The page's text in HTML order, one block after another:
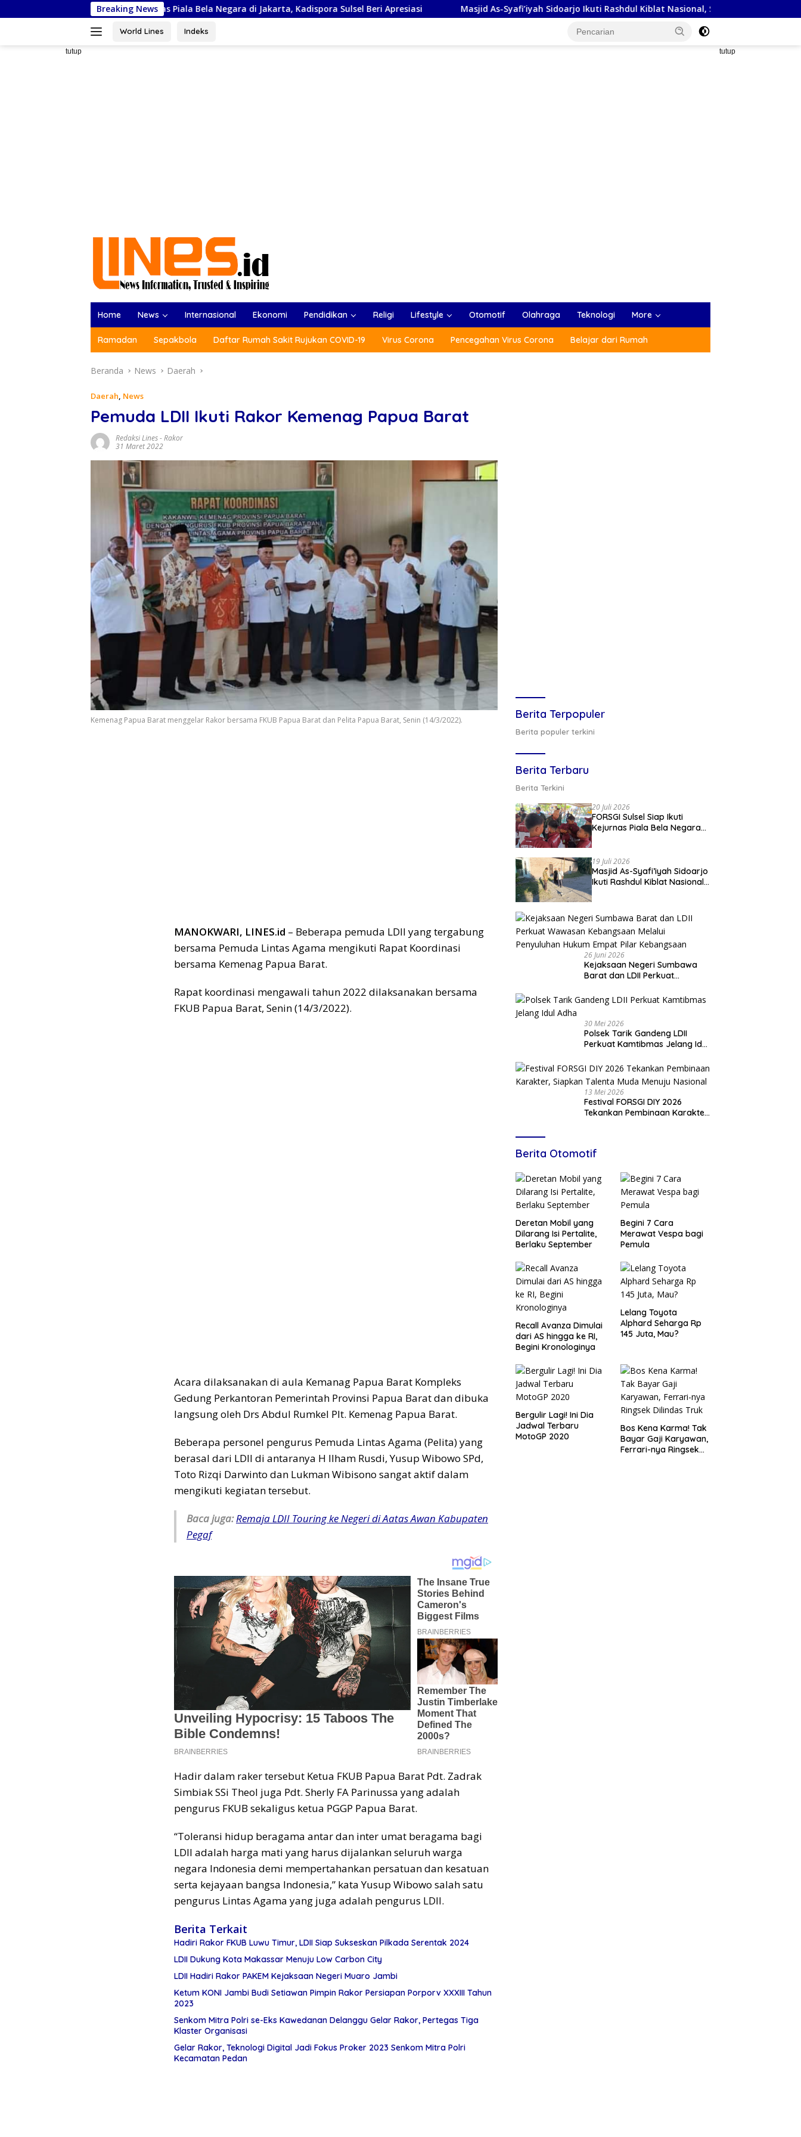
ke
Breaking News
Siap Ikuti Kejurnas Piala Bela Negara di Jakarta, Kadispora Sulsel Beri Apresiasi Masjid As-Syafi’iyah Sidoarjo Ikuti Rashdul Kiblat Nasional, Siapkan Penyesuaian Arah Kiblat
World Lines Indeks
tutup tutup
Home News Internasional Ekonomi Pendidikan Religi Lifestyle Otomotif Olahraga Teknologi More
Ramadan Sepakbola Daftar Rumah Sakit Rujukan COVID-19 Virus Corona Pencegahan Virus Corona Belajar dari Rumah
Beranda News Daerah
Daerah, News
Pemuda LDII Ikuti Rakor Kemenag Papua Barat
Redaksi Lines-Rakor
31 Maret 2022
Kemenag Papua Barat menggelar Rakor bersama FKUB Papua Barat dan Pelita Papua Barat, Senin (14/3/2022).
MANOKWARI, LINES.id – Beberapa pemuda LDII yang tergabung
bersama Pemuda Lintas Agama mengikuti Rapat Koordinasi
bersama Kemenag Papua Barat.
Rapat koordinasi mengawali tahun 2022 dilaksanakan bersama
FKUB Papua Barat, Senin (14/3/2022).
Acara dilaksanakan di aula Kemanag Papua Barat Kompleks
Gedung Perkantoran Pemerintah Provinsi Papua Barat dan dibuka
langsung oleh Drs Abdul Rumkel Plt. Kemenag Papua Barat.
Beberapa personel pengurus Pemuda Lintas Agama (Pelita) yang
berasal dari LDII di antaranya H Ilham Rusdi, Yusup Wibowo SPd,
Toto Rizqi Darwinto dan Lukman Wibisono sangat aktif dalam
mengikuti kegiatan tersebut.
Baca juga:Remaja LDII Touring ke Negeri di Aatas Awan Kabupaten
Pegaf
Hadir dalam raker tersebut Ketua FKUB Papua Barat Pdt. Zadrak
Simbiak SSi Theol juga Pdt. Sherly FA Parinussa yang adalah
pengurus FKUB sekaligus ketua PGGP Papua Barat.
“Toleransi hidup beragama antar dan inter umat beragama bagi
LDII adalah harga mati yang harus dijalankan seluruh warga
negara Indonesia demi mempertahankan persatuan dan kesatuan
serta kejayaan bangsa Indonesia,” kata Yusup Wibowo salah satu
pengurus Lintas Agama yang juga adalah pengurus LDII.
Berita Terkait
Hadiri Rakor FKUB Luwu Timur, LDII Siap Sukseskan Pilkada Serentak 2024
LDII Dukung Kota Makassar Menuju Low Carbon City
LDII Hadiri Rakor PAKEM Kejaksaan Negeri Muaro Jambi
Ketum KONI Jambi Budi Setiawan Pimpin Rakor Persiapan Porporv XXXIII Tahun
2023
Senkom Mitra Polri se-Eks Kawedanan Delanggu Gelar Rakor, Pertegas Tiga
Klaster Organisasi
Gelar Rakor, Teknologi Digital Jadi Fokus Proker 2023 Senkom Mitra Polri
Kecamatan Pedan
Berita Terpopuler
Berita populer terkini
Berita Terbaru
Berita Terkini
20 Juli 2026
FORSGI Sulsel Siap Ikuti
Kejurnas Piala Bela Negara
19 Juli 2026
Masjid As-Syafi’iyah Sidoarjo
Ikuti Rashdul Kiblat Nasional,
26 Juni 2026
Kejaksaan Negeri Sumbawa
Barat dan LDII Perkuat
Penyuluhan Hukum Empat Pilar
Kebangsaan
30 Mei 2026
Polsek Tarik Gandeng LDII
Perkuat Kamtibmas Jelang Idul
13 Mei 2026
Festival FORSGI DIY 2026
Tekankan Pembinaan Karakter,
Berita Otomotif
Deretan Mobil yang
Dilarang Isi Pertalite,
Berlaku September
Begini 7 Cara
Merawat Vespa bagi
Pemula
Recall Avanza Dimulai
dari AS hingga ke RI,
Begini Kronologinya
Lelang Toyota
Alphard Seharga Rp
145 Juta, Mau?
Bergulir Lagi! Ini Dia
Jadwal Terbaru
MotoGP 2020
Bos Kena Karma! Tak
Bayar Gaji Karyawan,
Ferrari-nya Ringsek